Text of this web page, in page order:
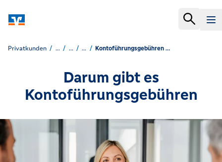
Privatkunden ... ... ... Kontoführungsgebühren der Volksbanken Raiffeisenbanken
Darum gibt es
Kontoführungsgebühren